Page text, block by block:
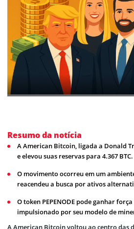
Resumo da notícia
A American Bitcoin, ligada a Donald
e elevou suas reservas para 4.367 BTC.
O movimento ocorreu em um
reacendeu a busca por ativos
O token PEPENODE pode ganhar
impulsionado por seu modelo de
A American Bitcoin voltou ao centro das